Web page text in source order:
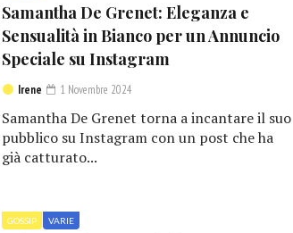
Samantha De Grenet: Eleganza e
Sensualità in Bianco per un Annuncio
Speciale su Instagram
Irene 1 Novembre 2024
Samantha De Grenet torna a incantare il suo
pubblico su Instagram con un post che ha
già catturato...
GOSSIP VARIE